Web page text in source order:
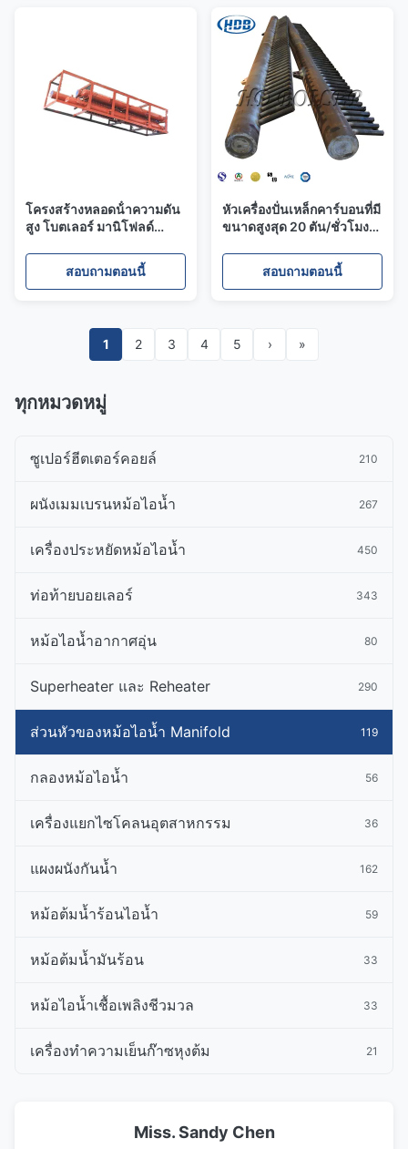
โครงสร้างหลอดน้ําความดัน
สูง โบตเลอร์ มานิโฟลด์
ปีสําหรับการใช้งาน
อุตสาหกรรมสอบถามตอนนี้
หัวเครื่องปั่นเหล็กคาร์บอนที่มี
ขนาดสูงสุด 20 ตัน/ชั่วโมง
บท่อน้ําหมุนเวียนทาง
ธรรมชาติสอบถามตอนนี้
1 2 3 4 5 › »
ทุกหมวดหมู่
ซูเปอร์ฮีตเตอร์คอยล์ 210
ผนังเมมเบรนหม้อไอน้ำ 267
เครื่องประหยัดหม้อไอน้ำ 450
ท่อท้ายบอยเลอร์ 343
หม้อไอน้ำอากาศอุ่น 80
Superheater และ Reheater 290
ส่วนหัวของหม้อไอน้ำ Manifold 119
กลองหม้อไอน้ำ 56
เครื่องแยกไซโคลนอุตสาหกรรม 36
แผงผนังกันน้ำ 162
หม้อต้มน้ำร้อนไอน้ำ 59
หม้อต้มน้ำมันร้อน 33
หม้อไอน้ำเชื้อเพลิงชีวมวล 33
เครื่องทำความเย็นก๊าซหุงต้ม 21
Miss. Sandy Chen